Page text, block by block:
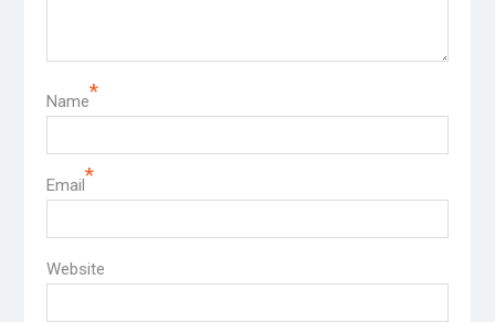
Name*
Email*
Website